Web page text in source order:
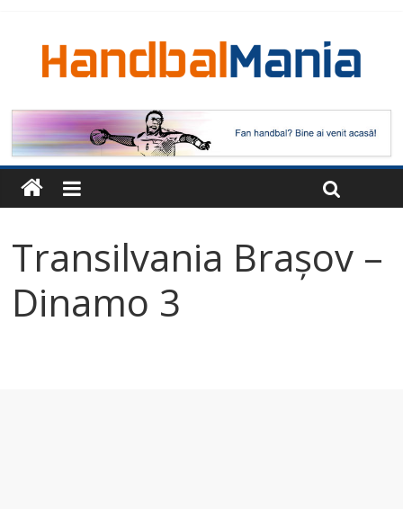
Transilvania Brașov –
Dinamo 3